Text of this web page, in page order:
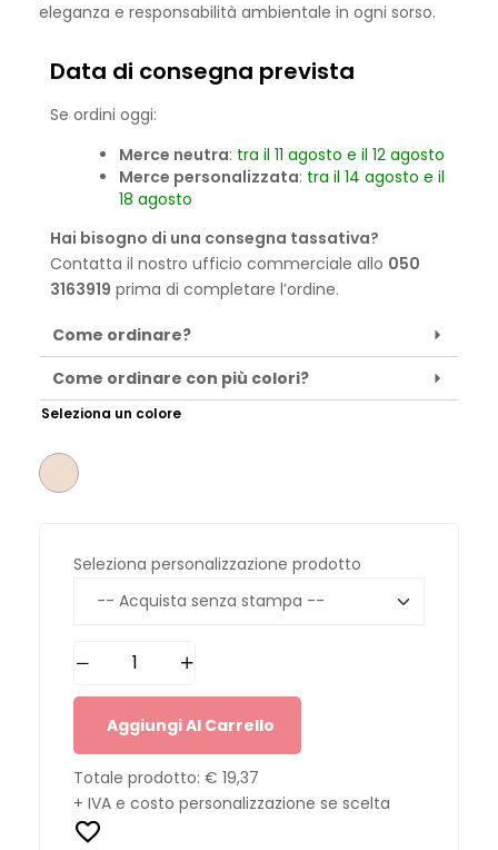
eleganza e responsabilità ambientale in ogni sorso.
Data di consegna prevista
Se ordini oggi:
Merce neutra: tra il 11 agosto e il 12 agosto
Merce personalizzata: tra il 14 agosto e il
18 agosto
Hai bisogno di una consegna tassativa?
Contatta il nostro ufficio commerciale allo 050
3163919 prima di completare l’ordine.
Come ordinare?
Come ordinare con più colori?
Seleziona un colore
Seleziona personalizzazione prodotto
Aggiungi Al Carrello
Totale prodotto: € 19,37
+ IVA e costo personalizzazione se scelta